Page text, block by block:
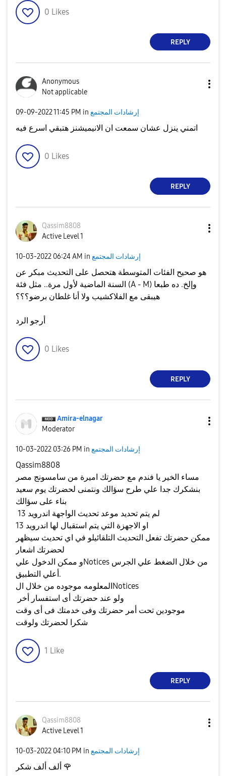
0 Likes
REPLY
Anonymous
Not applicable
‎09-09-202211:45 PM in إرشادات المجتمع
اتمني ينزل عشان سمعت ان الانيميشنز هتبقي اسرع فيه
0 Likes
REPLY
Qassim8808
Active Level 1
‎10-03-2022 06:24 AM in إرشادات المجتمع
هو صحيح الفئات المتوسطة هتحصل على التحديث مبكر عن
السنة الماضية لأول مرة.. مثل فئة (A - M) وإلخ. ده طبعا
هيبقى مع الفلاكشيب ولا أنا غلطان برضو؟؟؟
أرجو الرد
0 Likes
REPLY
Amira-elnagar
Moderator
‎10-03-2022 03:26 PM in إرشادات المجتمع
Qassim8808
مساء الخير يا فندم مع حضرتك اميرة من سامسونج مصر
بنشكرك جدا علي طرح سؤالك ونتمنى لحضرتك يوم سعيد
لم يتم تحديد موعد تحديث الواجهة اندرويد 13
او الاجهزة التي يتم استقبال لها اندرويد 13
ممكن حضرتك تفعل التحديث التلقائيلو في اي تحديث سيظهر
لحضرتك اشعار
و ممكن الدخول عليNotices من خلال الضغط علي الجرس
أعلي التطبيق.
المعلومه موجوده من خلال الNotices
ولو عند حضرتك أى استفسار أخر
موجودين تحت أمر حضرتك وفى خدمتك فى أى وقت
شكرا لحضرتك ولوقت
1 Like
REPLY
Qassim8808
Active Level 1
‎10-03-2022 04:10 PM in إرشادات المجتمع
🌹